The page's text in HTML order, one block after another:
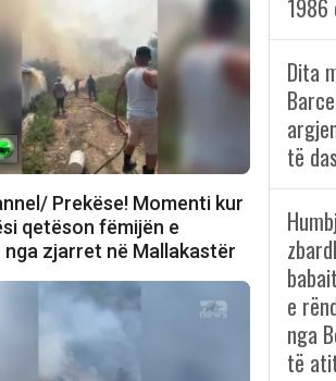
Prekëse! Momenti kur
qetëson fëmijën e
zjarret në Mallakastër
1986
Dita
të
e
nga
të